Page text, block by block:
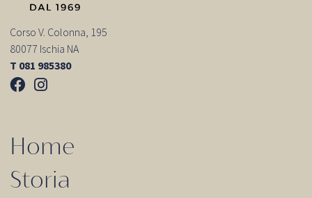
Corso V. Colonna, 195
80077 Ischia NA
T 081 985380
Home
Storia